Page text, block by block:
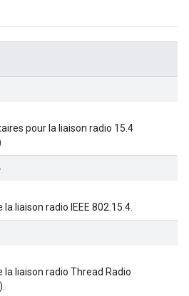
pour la liaison radio 15.4
liaison radio IEEE 802.15.4.
la liaison radio Thread Radio